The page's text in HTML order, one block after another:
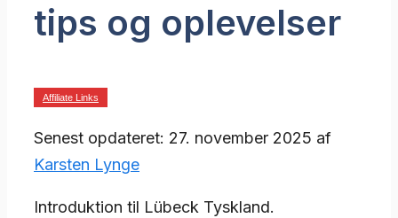
tips og oplevelser
Affiliate Links
Senest opdateret: 27. november 2025 af
Karsten Lynge
Introduktion til Lübeck Tyskland.